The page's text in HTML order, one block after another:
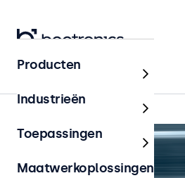
Home
Producten
Industrieën
Toepassingen
Maatwerkoplossingen